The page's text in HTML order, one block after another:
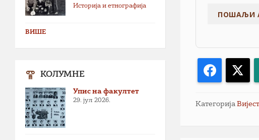
Facebook
Категорија
Историја и етнографија
ВИШЕ
КОЛУМНЕ
Упис на факултет
29. јул 2026.